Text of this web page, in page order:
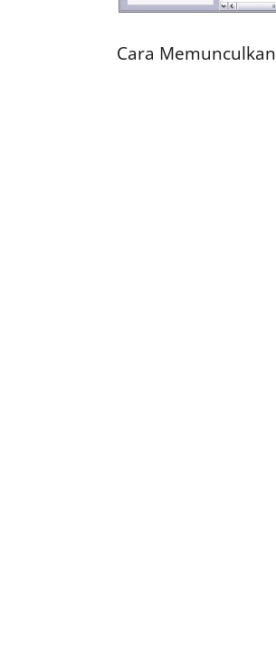
Cara